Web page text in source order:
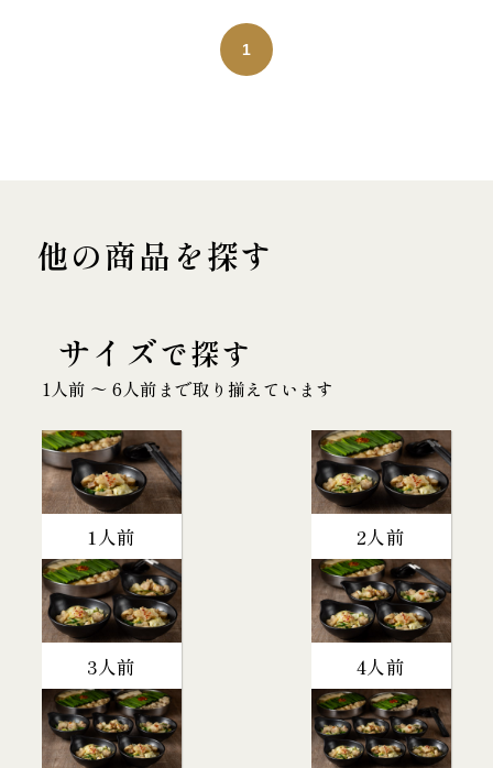
1
他の商品を探す
サイズで探す
1人前 〜 6人前まで取り揃えています
1人前 2人前
3人前 4人前